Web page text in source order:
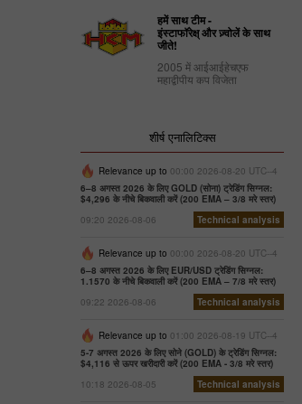
हमें साथ टीम -
इंस्टाफॉरेक्ष् और ज़्वोलें के साथ
जीते!
2005 में आईआईहेचएफ
महाद्वीपीय कप विजेता
शीर्ष एनालिटिक्स
Relevance up to 00:00 2026-08-20 UTC--4
6–8 अगस्त 2026 के लिए GOLD (सोना) ट्रेडिंग सिग्नल:
$4,296 के नीचे बिकवाली करें (200 EMA – 3/8 मरे स्तर)
09:20 2026-08-06
Technical analysis
Relevance up to 00:00 2026-08-20 UTC--4
6–8 अगस्त 2026 के लिए EUR/USD ट्रेडिंग सिग्नल:
1.1570 के नीचे बिकवाली करें (200 EMA – 7/8 मरे स्तर)
09:22 2026-08-06
Technical analysis
Relevance up to 01:00 2026-08-19 UTC--4
5-7 अगस्त 2026 के लिए सोने (GOLD) के ट्रेडिंग सिग्नल:
$4,116 से ऊपर खरीदारी करें (200 EMA - 3/8 मरे स्तर)
10:18 2026-08-05
Technical analysis